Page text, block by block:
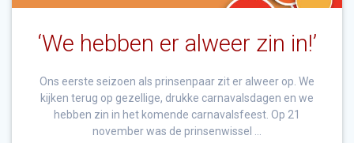
‘We hebben er alweer zin in!’
Ons eerste seizoen als prinsenpaar zit er alweer op. We
kijken terug op gezellige, drukke carnavalsdagen en we
hebben zin in het komende carnavalsfeest. Op 21
november was de prinsenwissel …